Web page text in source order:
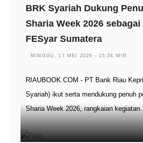
BRK Syariah Dukung
Sharia Week 2026
FESyar Sumatera
MINGGU, 17 MEI 2026 - 15:34 WIB
RIAUBOOK.COM - PT Bank Riau
Syariah) ikut serta mendukung penuh
Sharia Week 2026, rangkaian